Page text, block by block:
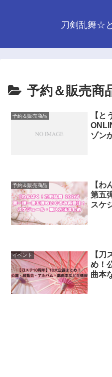
刀剣乱舞☆
予約＆販売商
予約＆販売商品
【と
ゾン
予約＆販売商品
【わ
第五
スケ
イベント
【刀
め！
曲本